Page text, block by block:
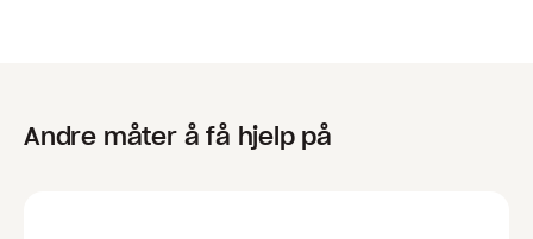
Andre måter å få hjelp på